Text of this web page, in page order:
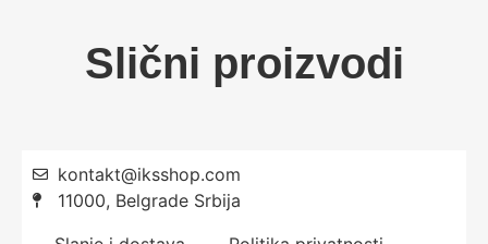
Slični proizvodi
kontakt@iksshop.com
11000, Belgrade Srbija